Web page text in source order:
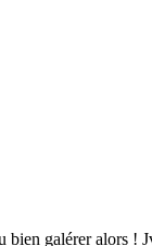
galérer alors !